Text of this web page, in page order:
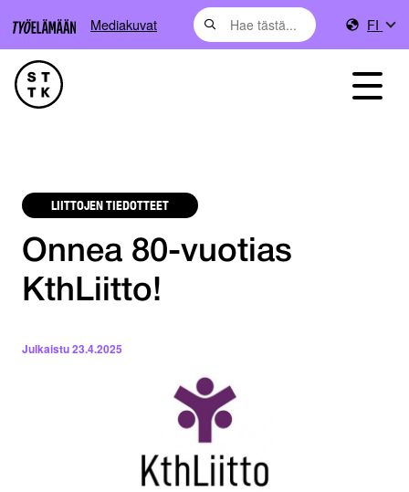
Mediakuvat FI
LIITTOJEN TIEDOTTEET
Onnea 80-vuotias
KthLiitto!
Julkaistu23.4.2025